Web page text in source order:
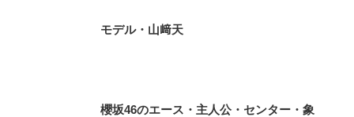
モデル・山﨑天
櫻坂46のエース・主人公・センター・象